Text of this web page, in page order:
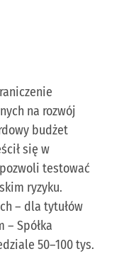
na rozwój
budżet
się w
testować
ryzyku.
– dla tytułów
– Spółka
50–100 tys.